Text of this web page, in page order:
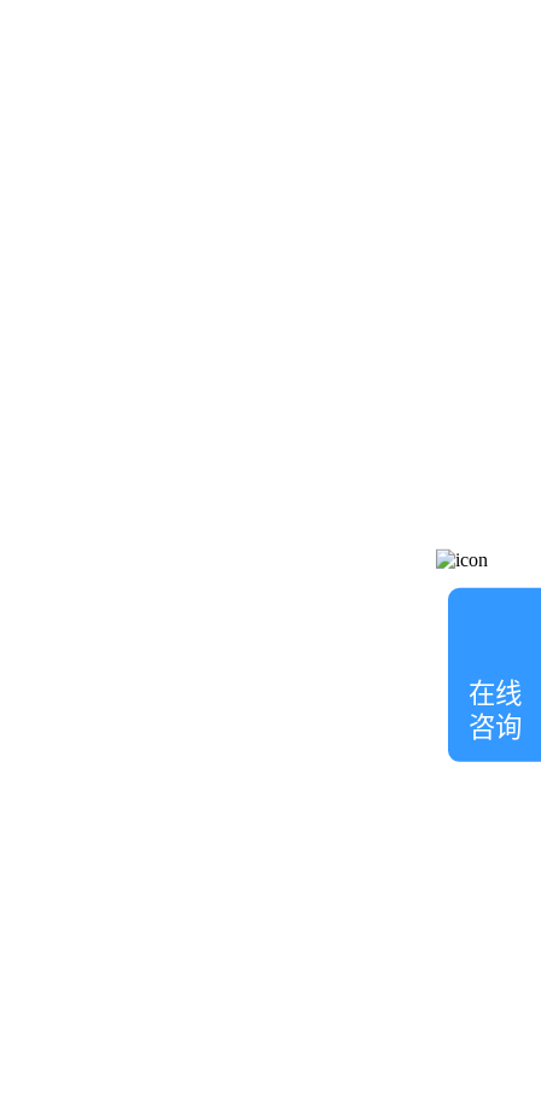
在线
咨询